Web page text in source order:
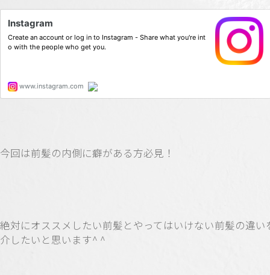
今回は前髪の内側に癖がある方必見！
絶対にオススメしたい前髪とやってはいけない前髪の違い
介したいと思います^ ^